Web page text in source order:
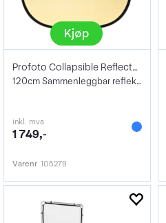
Kjøp
Profoto Collapsible Reflector Gold/Hw L
120cm Sammenleggbar reflektor Gull/Hvit
inkl. mva
1 749,-
Varenr 105279